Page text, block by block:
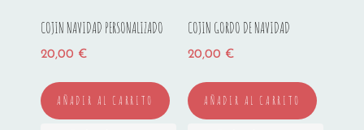
COJIN NAVIDAD PERSONALIZADO
20,00 €
AÑADIR AL CARRITO
COJIN GORDO DE NAVIDAD
20,00 €
AÑADIR AL CARRITO